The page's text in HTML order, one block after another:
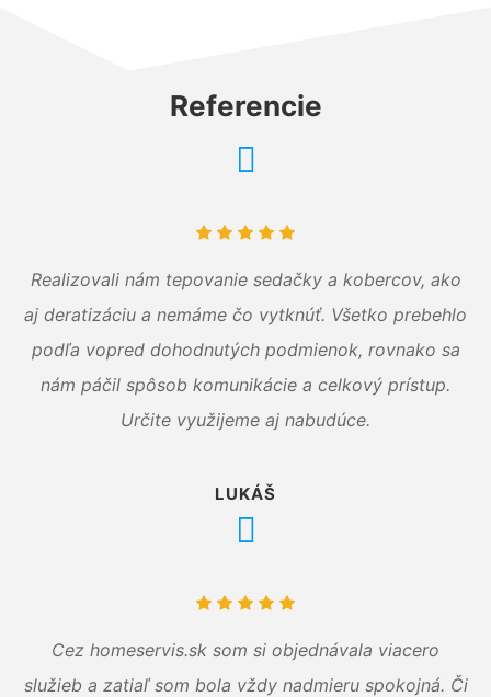
Referencie
Realizovali nám tepovanie sedačky a kobercov, ako
aj deratizáciu a nemáme čo vytknúť. Všetko prebehlo
podľa vopred dohodnutých podmienok, rovnako sa
nám páčil spôsob komunikácie a celkový prístup.
Určite využijeme aj nabudúce.
LUKÁŠ
Cez homeservis.sk som si objednávala viacero
služieb a zatiaľ som bola vždy nadmieru spokojná. Či